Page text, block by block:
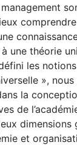
une théorie
les
»,
la
de
dimensions
et